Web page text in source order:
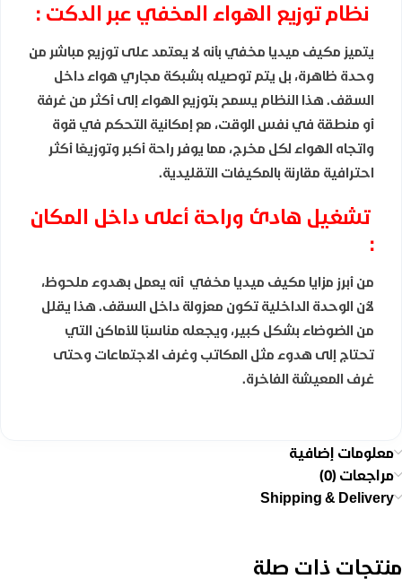
نظام توزيع الهواء المخفي عبر الدكت :
يتميز مكيف ميديا مخفي بأنه لا يعتمد على توزيع مباشر من
وحدة ظاهرة، بل يتم توصيله بشبكة مجاري هواء داخل
السقف. هذا النظام يسمح بتوزيع الهواء إلى أكثر من غرفة
أو منطقة في نفس الوقت، مع إمكانية التحكم في قوة
واتجاه الهواء لكل مخرج، مما يوفر راحة أكبر وتوزيعًا أكثر
احترافية مقارنة بالمكيفات التقليدية.
تشغيل هادئ وراحة أعلى داخل المكان
:
من أبرز مزايا مكيف ميديا مخفي أنه يعمل بهدوء ملحوظ،
لأن الوحدة الداخلية تكون معزولة داخل السقف. هذا يقلل
من الضوضاء بشكل كبير، ويجعله مناسبًا للأماكن التي
تحتاج إلى هدوء مثل المكاتب وغرف الاجتماعات وحتى
غرف المعيشة الفاخرة.
معلومات إضافية
مراجعات (0)
Shipping & Delivery
منتجات ذات صلة